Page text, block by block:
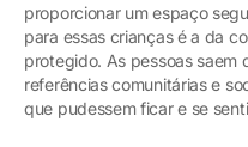
proporcionar um espaço
para essas crianças é a da
protegido. As pessoas saem
referências comunitárias e
que pudessem ficar e se